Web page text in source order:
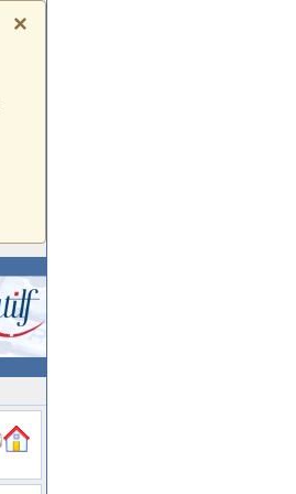
×